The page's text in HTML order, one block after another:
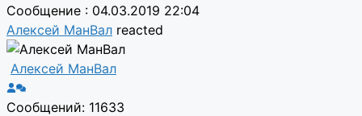
Сообщение : 04.03.2019 22:04
Алексей МанВал reacted
Алексей МанВал
Сообщений: 11633